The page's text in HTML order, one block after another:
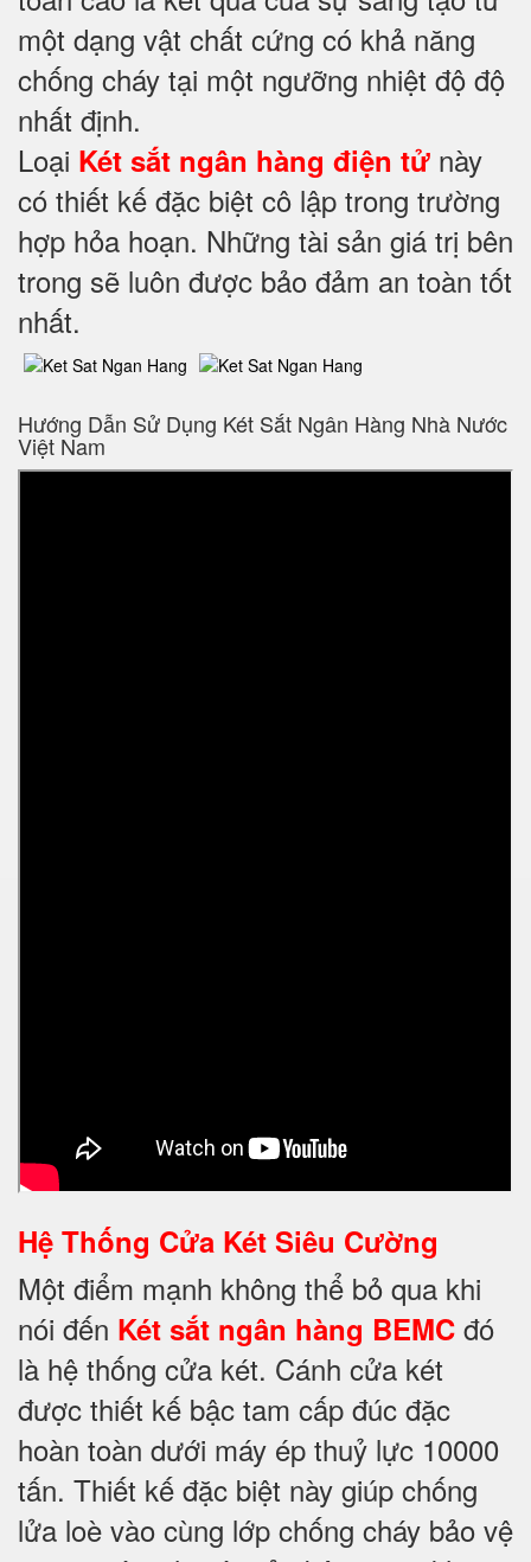
một dạng vật chất cứng có khả năng
chống cháy tại một ngưỡng nhiệt độ độ
nhất định.
Loại Két sắt ngân hàng điện tử này
có thiết kế đặc biệt cô lập trong trường
hợp hỏa hoạn. Những tài sản giá trị bên
trong sẽ luôn được bảo đảm an toàn tốt
nhất.
Hướng Dẫn Sử Dụng Két Sắt Ngân Hàng Nhà Nước
Việt Nam
Hệ Thống Cửa Két Siêu Cường
Một điểm mạnh không thể bỏ qua khi
nói đến Két sắt ngân hàng BEMC đó
là hệ thống cửa két. Cánh cửa két
được thiết kế bậc tam cấp đúc đặc
hoàn toàn dưới máy ép thuỷ lực 10000
tấn. Thiết kế đặc biệt này giúp chống
lửa loè vào cùng lớp chống cháy bảo vệ